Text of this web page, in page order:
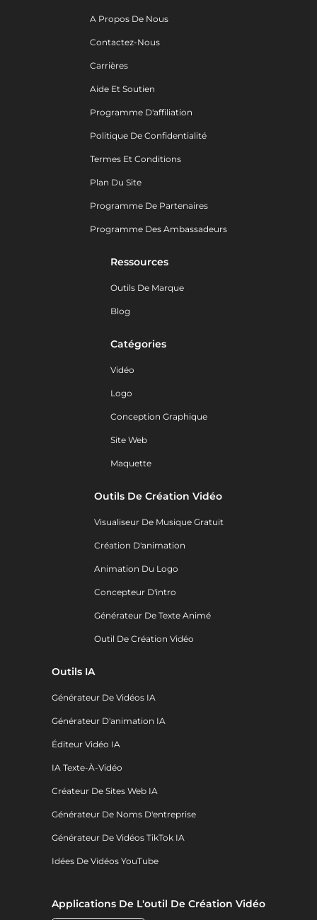
A Propos De Nous
Contactez-Nous
Carrières
Aide Et Soutien
Programme D'affiliation
Politique De Confidentialité
Termes Et Conditions
Plan Du Site
Programme De Partenaires
Programme Des Ambassadeurs
Ressources
Outils De Marque
Blog
Catégories
Vidéo
Logo
Conception Graphique
Site Web
Maquette
Outils De Création Vidéo
Visualiseur De Musique Gratuit
Création D'animation
Animation Du Logo
Concepteur D'intro
Générateur De Texte Animé
Outil De Création Vidéo
Outils IA
Générateur De Vidéos IA
Générateur D'animation IA
Éditeur Vidéo IA
IA Texte-À-Vidéo
Créateur De Sites Web IA
Générateur De Noms D'entreprise
Générateur De Vidéos TikTok IA
Idées De Vidéos YouTube
Applications De L'outil De Création Vidéo